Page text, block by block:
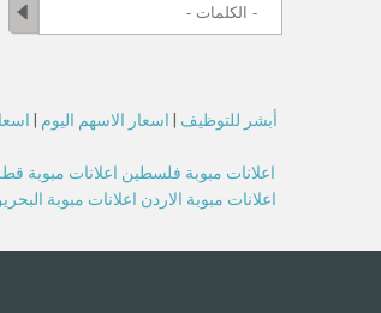
أبشر للتوظيف اسعار الاسهم اليوم
اعلانات مبوبة فلسطين اعلانات مبوبة
اعلانات مبوبة الاردن اعلانات مبوبة